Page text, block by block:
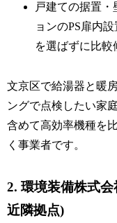
戸建ての据置
ョンのPS扉内
を選ばずに比較
文京区で給湯器と暖
ングで点検したい家
含めて高効率機種を
く事業者です。
2. 環境装備株式会
近隣拠点)